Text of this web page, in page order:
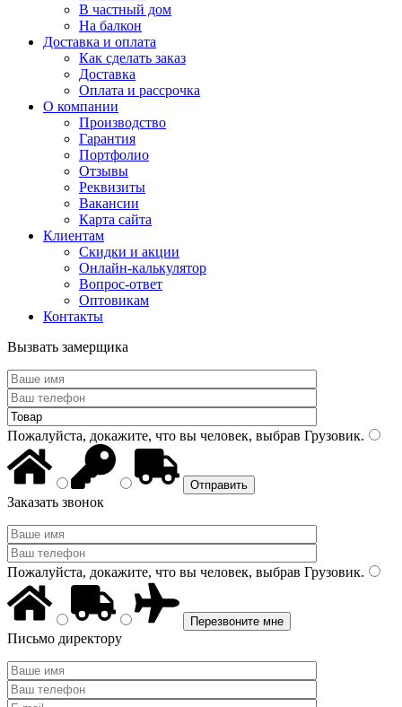
В частный дом
На балкон
Доставка и оплата
Как сделать заказ
Доставка
Оплата и рассрочка
О компании
Производство
Гарантия
Портфолио
Отзывы
Реквизиты
Вакансии
Карта сайта
Клиентам
Скидки и акции
Онлайн-калькулятор
Вопрос-ответ
Оптовикам
Контакты
Вызвать замерщика
Пожалуйста, докажите, что вы человек, выбрав Грузовик.
Заказать звонок
Пожалуйста, докажите, что вы человек, выбрав Грузовик.
Письмо директору